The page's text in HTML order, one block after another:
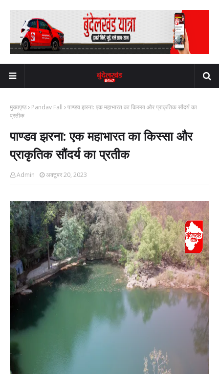
मुख्यपृष्ठ Pandav Fall
पाण्डव झरना: एक महाभारत का किस्सा और प्राकृतिक सौंदर्य का
प्रतीक
पाण्डव झरना: एक महाभारत का किस्सा और
प्राकृतिक सौंदर्य का प्रतीक
Admin अक्टूबर 20, 2023